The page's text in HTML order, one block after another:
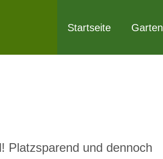
Startseite Garten
Platzsparend und dennoch